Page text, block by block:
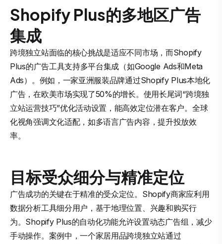
Shopify Plus的多地区广告
集成
跨境独立站面临的核心挑战是适应不同市场，而Shopify
Plus的广告工具支持多平台集成（如Google Ads和Meta
Ads）。例如，一家亚洲服装品牌通过Shopify Plus本地化
广告，在欧美市场实现了50%的增长。使用长尾词“跨境独
立站运营技巧”优化活动设置，能高效定位潜在客户。全球
化视角强调文化适配，如多语言广告内容，提升投放效
率。
目标受众细分与精准定位
广告成功的关键在于精准的受众定位。Shopify商家应利用
数据分析工具细分用户，基于地理位置、兴趣和购买行
为。Shopify Plus的自动化功能允许设置动态广告组，减少
手动操作。案例中，一个家居用品跨境独立站通过